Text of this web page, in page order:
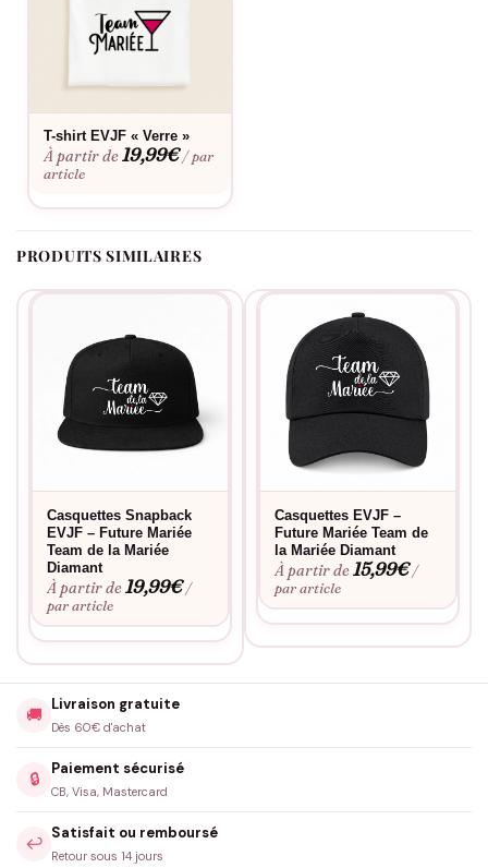
T-shirt EVJF « Verre »
À partir de19,99€ / par
article
PRODUITS SIMILAIRES
Casquettes Snapback
EVJF – Future Mariée
Team de la Mariée
Diamant
À partir de19,99€ /
par article
Casquettes EVJF –
Future Mariée Team de
la Mariée Diamant
À partir de15,99€ /
par article
🚚
Livraison gratuite
Dès 60€ d'achat
🔒
Paiement sécurisé
CB, Visa, Mastercard
↩️
Satisfait ou remboursé
Retour sous 14 jours